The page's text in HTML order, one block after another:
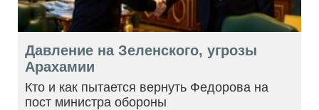
Давление на Зеленского, угрозы
Арахамии
Кто и как пытается вернуть Федорова на
пост министра обороны